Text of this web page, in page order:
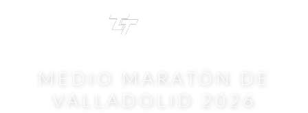
MEDIO MARATÓN DE